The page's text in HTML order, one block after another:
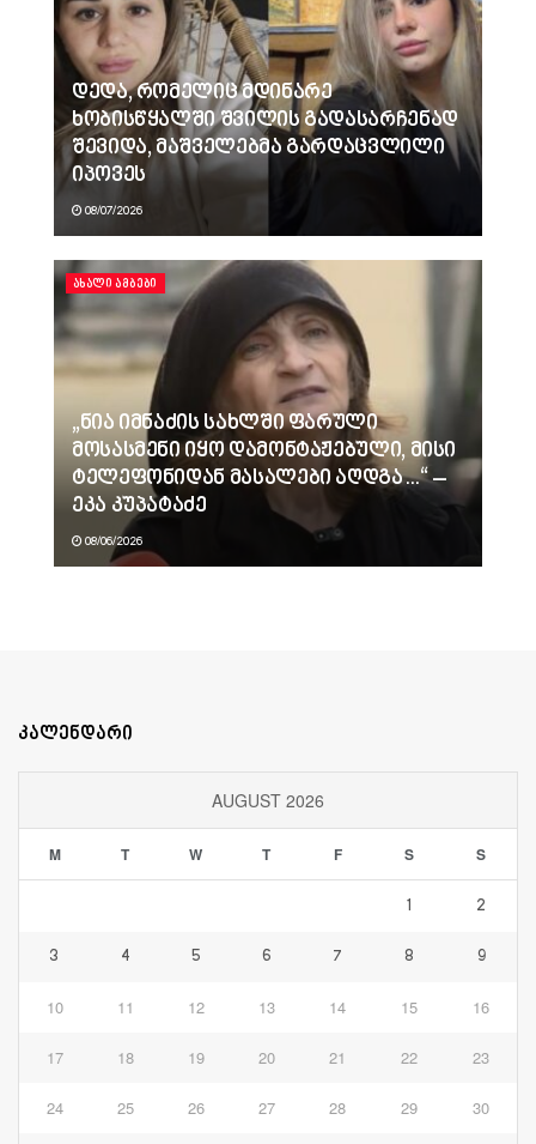
დედა, რომელიც მდინარე
ხობისწყალში შვილის გადასარჩენად
შევიდა, მაშველებმა გარდაცვლილი
იპოვეს
08/07/2026
ᲐᲮᲐᲚᲘ ᲐᲛᲑᲔᲑᲘ
„ნია იმნაძის სახლში ფარული
მოსასმენი იყო დამონტაჟებული, მისი
ტელეფონიდან მასალები აღდგა…“ –
ეკა კუპატაძე
08/06/2026
კალენდარი
AUGUST 2026
M T W T F S S
1 2
3 4 5 6 7 8 9
10 11 12 13 14 15 16
17 18 19 20 21 22 23
24 25 26 27 28 29 30